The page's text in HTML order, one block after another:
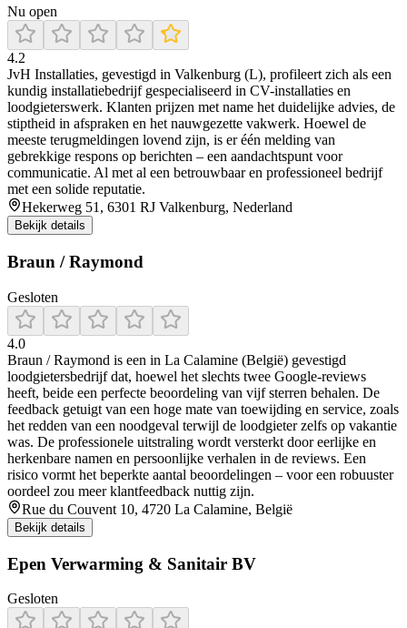
Nu open
4.2
JvH Installaties, gevestigd in Valkenburg (L), profileert zich als een
kundig installatiebedrijf gespecialiseerd in CV-installaties en
loodgieterswerk. Klanten prijzen met name het duidelijke advies, de
stiptheid in afspraken en het nauwgezette vakwerk. Hoewel de
meeste terugmeldingen lovend zijn, is er één melding van
gebrekkige respons op berichten – een aandachtspunt voor
communicatie. Al met al een betrouwbaar en professioneel bedrijf
met een solide reputatie.
Hekerweg 51, 6301 RJ Valkenburg, Nederland
Bekijk details
Braun / Raymond
Gesloten
4.0
Braun / Raymond is een in La Calamine (België) gevestigd
loodgietersbedrijf dat, hoewel het slechts twee Google-reviews
heeft, beide een perfecte beoordeling van vijf sterren behalen. De
feedback getuigt van een hoge mate van toewijding en service, zoals
het redden van een noodgeval terwijl de loodgieter zelfs op vakantie
was. De professionele uitstraling wordt versterkt door eerlijke en
herkenbare namen en persoonlijke verhalen in de reviews. Een
risico vormt het beperkte aantal beoordelingen – voor een robuuster
oordeel zou meer klantfeedback nuttig zijn.
Rue du Couvent 10, 4720 La Calamine, België
Bekijk details
Epen Verwarming & Sanitair BV
Gesloten